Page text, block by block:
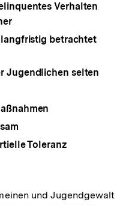
Verhalten
betrachtet
Jugendlichen selten
Toleranz
und Jugendgewalt